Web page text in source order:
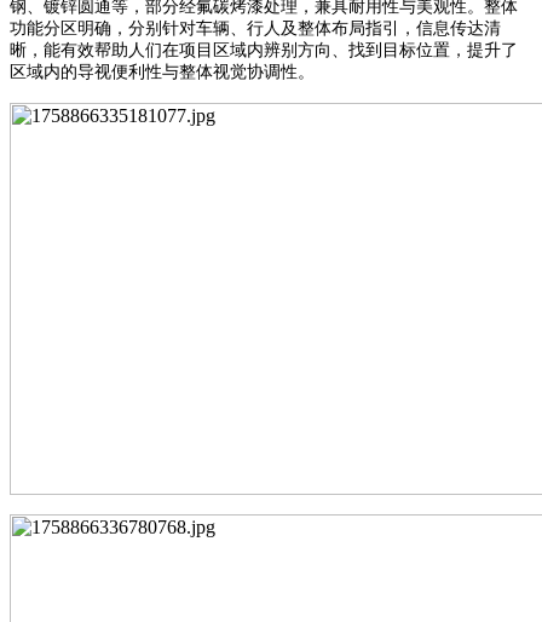
钢、镀锌圆通等，部分经氟碳烤漆处理，兼具耐用性与美观性。整体
功能分区明确，分别针对车辆、行人及整体布局指引，信息传达清
晰，能有效帮助人们在项目区域内辨别方向、找到目标位置，提升了
区域内的导视便利性与整体视觉协调性。